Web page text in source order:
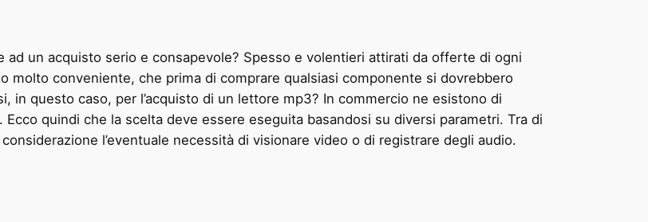
un acquisto serio e consapevole? Spesso e volentieri attirati da offerte di ogni
molto conveniente, che prima di comprare qualsiasi componente si dovrebbero
in questo caso, per l’acquisto di un lettore mp3? In commercio ne esistono di
quindi che la scelta deve essere eseguita basandosi su diversi parametri. Tra di
l’eventuale necessità di visionare video o di registrare degli audio.